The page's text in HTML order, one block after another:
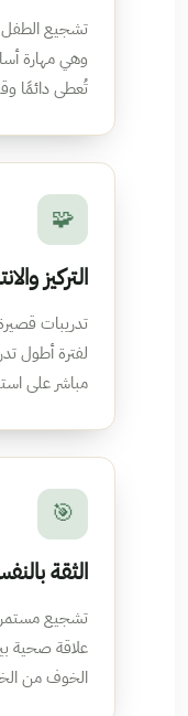
تشجيع
وهي مهارة
تُعطى دائمًا
🧩
التركيز
تدريبات
لفترة أطول
مباشر على
🎯
الثقة
تشجيع مستمر
علاقة صحية
الخوف من